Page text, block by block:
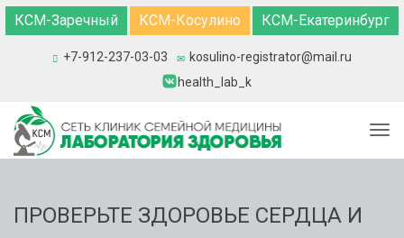
КСМ-Заречный КСМ-Косулино КСМ-Екатеринбург
+7-912-237-03-03
kosulino-registrator@mail.ru
health_lab_k
ПРОВЕРЬТЕ ЗДОРОВЬЕ СЕРДЦА И